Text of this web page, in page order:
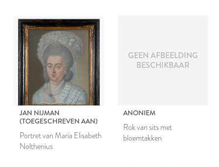
JAN NIJMAN
(TOEGESCHREVEN AAN)
Portret van Maria Elisabeth
Nolthenius
GEEN AFBEELDING
BESCHIKBAAR
ANONIEM
Rok van sits met
bloemtakken